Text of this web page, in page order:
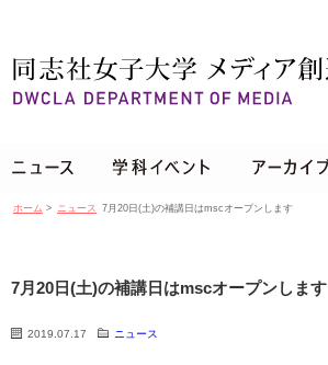
ホーム > ニュース 7月20日(土)の補講日はmscオープンします
7月20日(土)の補講日はmscオープンします
2019.07.17 ニュース